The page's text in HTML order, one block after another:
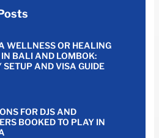
WELLNESS OR HEALING
IN BALI AND LOMBOK:
AND VISA GUIDE
FOR DJS AND
BOOKED TO PLAY IN